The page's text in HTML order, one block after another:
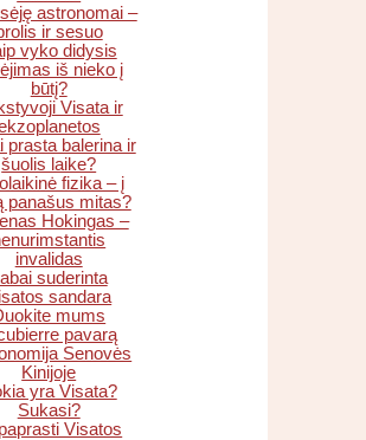
astronomai –
ir sesuo
vyko didysis
iš nieko į
būtį?
Visata ir
prasta balerina ir
šuolis laike?
fizika – į
panašus mitas?
Hokingas –
invalidas
suderinta
sandara
mums
pavarą
Senovės
Kinijoje
yra Visata?
Sukasi?
Visatos